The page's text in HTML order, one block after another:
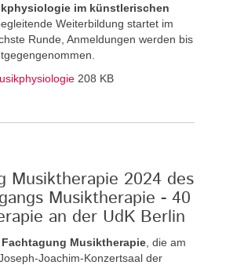
im künstlerischen
Weiterbildung startet im
Runde, Anmeldungen werden bis
208 KB
Musiktherapie 2024 des
Musiktherapie - 40
an der UdK Berlin
Fachtagung Musiktherapie , die am
Joachim-Konzertsaal der